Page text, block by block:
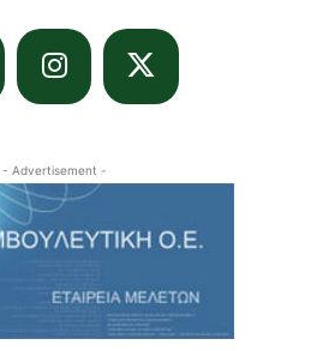
- Advertisement -